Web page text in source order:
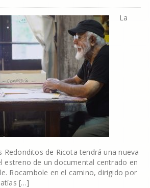
La
Redonditos de Ricota tendrá una nueva
estreno de un documental centrado en
Rocambole en el camino, dirigido por
[…]